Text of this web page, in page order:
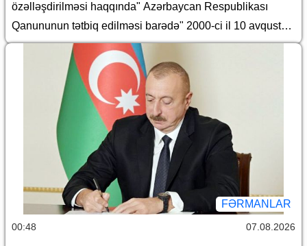
özəlləşdirilməsi haqqında" Azərbaycan Respublikası
Qanununun tətbiq edilməsi barədə" 2000-ci il 10 avqust
tarixli 382 nömrəli, "Azərbaycan Respublikasında Dövlət
əmlakının özəlləşdirilməsinin II Dövlət Proqramı"nın təsdiq
edilməsi barədə" 2000-ci il 10 avqust tarixli 383 nömrəli,
"Yerli icra hakimiyyətləri haqqında Əsasnamə"nin təsdiq
edilməsi barədə" 2012-ci il 6 iyun tarixli 648 nömrəli,
"Dövlətə məxsus olan hüquqi şəxslərin daxili və xarici
borcalması Qaydası"nın təsdiqi haqqında" 2016-cı il 28
dekabr tarixli 1182 nömrəli, "Azərbaycan Respublikası
adından borc alınması və zəmanət verilməsi Qaydası"nın
təsdiq edilməsi haqqında" 2018-ci il 18 dekabr tarixli 410
FƏRMANLAR
00:48 07.08.2026